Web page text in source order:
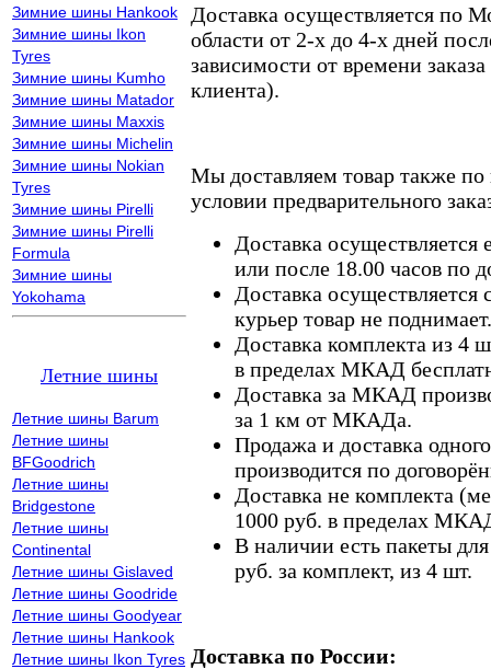
Зимние шины Hankook
Зимние шины Ikon
Tyres
Зимние шины Kumho
Зимние шины Matador
Зимние шины Maxxis
Зимние шины Michelin
Зимние шины Nokian
Tyres
Зимние шины Pirelli
Зимние шины Pirelli
Formula
Зимние шины
Yokohama
Летние шины
Летние шины Barum
Летние шины
BFGoodrich
Летние шины
Bridgestone
Летние шины
Continental
Летние шины Gislaved
Летние шины Goodride
Летние шины Goodyear
Летние шины Hankook
Летние шины Ikon Tyres
Доставка осуществляется по
области от 2-х до 4-х дней
зависимости от времени
клиента).
Мы доставляем товар также
условии предварительного
Доставка осуществляется
или после 18.00 часов по
Доставка осуществляется
курьер товар не поднимает.
Доставка комплекта из 4
в пределах МКАД
Доставка за МКАД
за 1 км от МКАДа.
Продажа и доставка
производится по
Доставка не комплекта
1000 руб. в пределах
В наличии есть пакеты
руб. за комплект, из 4 шт.
Доставка по России: